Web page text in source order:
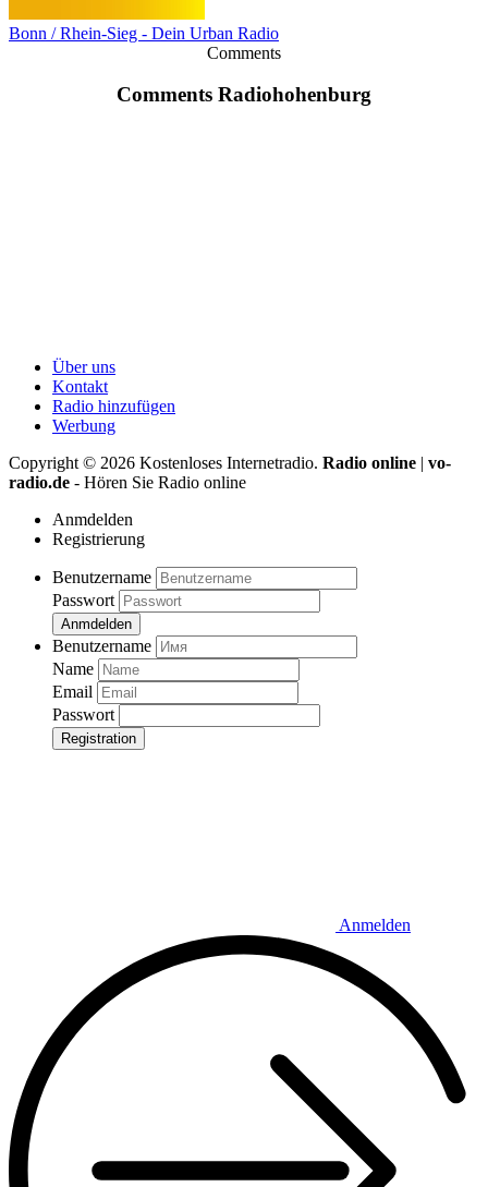
Bonn / Rhein-Sieg - Dein Urban Radio
Comments
Comments Radiohohenburg
Über uns
Kontakt
Radio hinzufügen
Werbung
Copyright © 2026 Kostenloses Internetradio. Radio online | vo-
radio.de - Hören Sie Radio online
Anmdelden
Registrierung
Benutzername
Passwort
Anmdelden
Benutzername
Name
Email
Passwort
Registration
Anmelden